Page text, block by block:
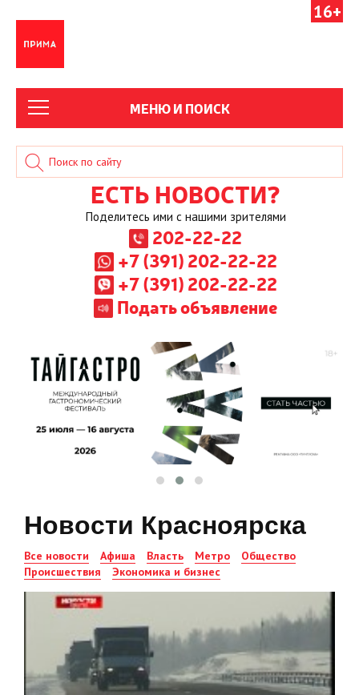
16+
МЕНЮ И ПОИСК
ЕСТЬ НОВОСТИ?
Поделитесь ими с нашими зрителями
202-22-22
+7 (391) 202-22-22
+7 (391) 202-22-22
Подать объявление
Новости Красноярска
Все новости Афиша Власть Метро
Общество
Происшествия
Экономика и бизнес